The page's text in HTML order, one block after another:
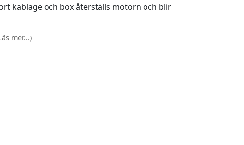
kablage och box återställs motorn och blir
mer...)